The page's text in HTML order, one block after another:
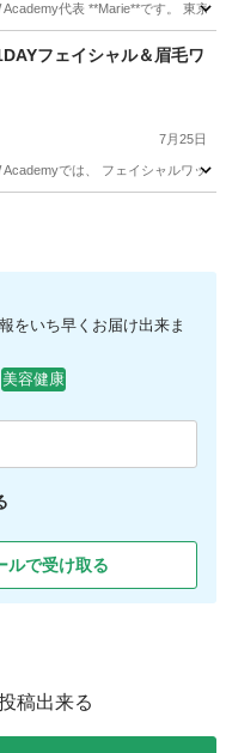
Academy代表 **Marie**です。 東
フェイシャル＆眉毛ワ
7月25日
では、 フェイシャルワッ
をいち早くお届け出来ま
美容健康
ルで受け取る
稿出来る